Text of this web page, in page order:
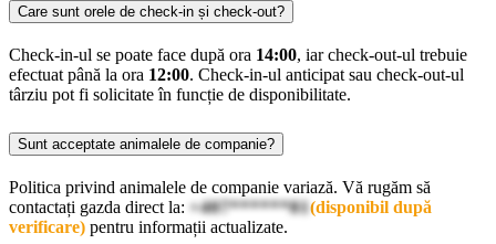
Care sunt orele de check-in și check-out?
Check-in-ul se poate face după ora 14:00, iar check-out-ul trebuie
efectuat până la ora 12:00. Check-in-ul anticipat sau check-out-ul
târziu pot fi solicitate în funcție de disponibilitate.
Sunt acceptate animalele de companie?
Politica privind animalele de companie variază. Vă rugăm să
contactați gazda direct la: +407******81(disponibil după
verificare) pentru informații actualizate.